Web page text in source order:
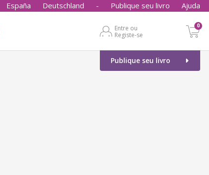
España Deutschland - Publique seu livro Ajuda
Entre ou
Registe-se
0
Publique seu livro